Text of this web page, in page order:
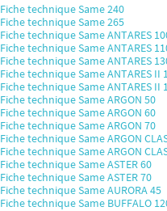
Fiche technique Same 240
Fiche technique Same 265
Fiche technique Same ANTARES
Fiche technique Same ANTARES
Fiche technique Same ANTARES
Fiche technique Same ANTARES II
Fiche technique Same ANTARES II
Fiche technique Same ARGON 50
Fiche technique Same ARGON 60
Fiche technique Same ARGON 70
Fiche technique Same ARGON
Fiche technique Same ARGON
Fiche technique Same ASTER 60
Fiche technique Same ASTER 70
Fiche technique Same AURORA 45
Fiche technique Same BUFFALO